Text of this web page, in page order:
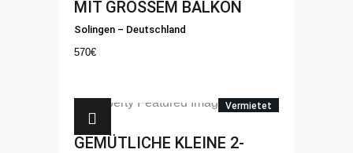
MIT GROSSEM BALKON
Solingen – Deutschland
570€
Vermietet
GEMÜTLICHE KLEINE 2-